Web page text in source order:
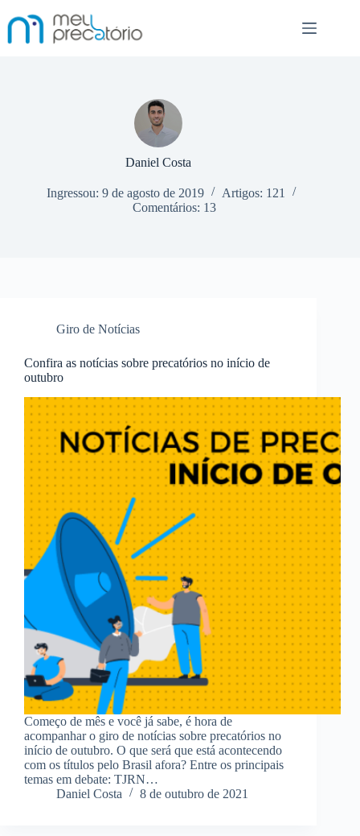
para
Daniel Costa
Ingressou: 9 de agosto de 2019
Artigos: 121
Comentários: 13
Giro de Notícias
Confira as notícias sobre precatórios no início de
outubro
Começo de mês e você já sabe, é hora de
acompanhar o giro de notícias sobre precatórios no
início de outubro. O que será que está acontecendo
com os títulos pelo Brasil afora? Entre os principais
temas em debate: TJRN…
Daniel Costa
8 de outubro de 2021